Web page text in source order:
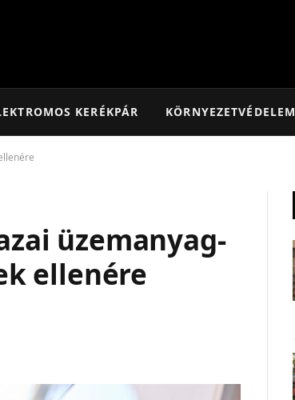
KERÉKPÁR KÖRNYEZETVÉDELEM
üzemanyag-
ellenére